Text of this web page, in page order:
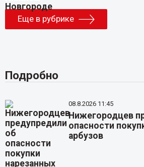
Еще в рубрике
Подробно
08.8.2026 11:45
Нижегородцев
опасности
арбузов